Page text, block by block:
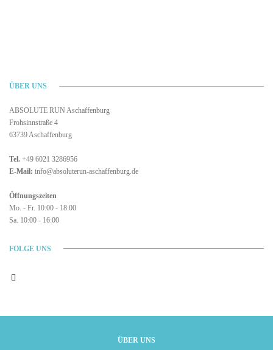
ÜBER UNS
ABSOLUTE RUN Aschaffenburg
Frohsinnstraße 4
63739 Aschaffenburg
Tel. +49 6021 3286956
E-Mail: info@absoluterun-aschaffenburg.de
Öffnungszeiten
Mo. - Fr. 10:00 - 18:00
Sa. 10:00 - 16:00
FOLGE UNS
ÜBER UNS